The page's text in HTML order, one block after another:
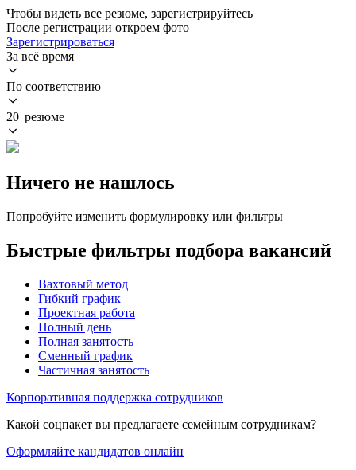
Чтобы видеть все резюме, зарегистрируйтесь
После регистрации откроем фото
Зарегистрироваться
За всё время
По соответствию
20 резюме
Ничего не нашлось
Попробуйте изменить формулировку или фильтры
Быстрые фильтры подбора вакансий
Вахтовый метод
Гибкий график
Проектная работа
Полный день
Полная занятость
Сменный график
Частичная занятость
Корпоративная поддержка сотрудников
Какой соцпакет вы предлагаете семейным сотрудникам?
Оформляйте кандидатов онлайн